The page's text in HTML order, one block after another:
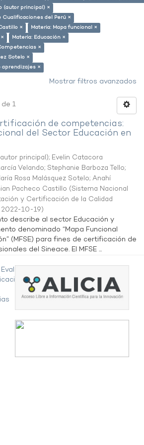
(autor principal) ×
Cualificaciones del Perú ×
×
Materia: Mapa funcional ×
Materia: Educación ×
×
Sotelo ×
aprendizajes ×
Mostrar filtros avanzados
1
de competencias:
del Sector Educación en
principal); Evelin Catacora
Velando; Stephanie Barboza Tello;
Rosa Malásquez Sotelo; Anahí
Pacheco Castillo (Sistema Nacional
y Certificación de la Calidad
2022-10-19)
describe al sector Educación y
denominado “Mapa Funcional
(MFSE) para fines de certificación de
del Sineace. El MFSE ...
de la